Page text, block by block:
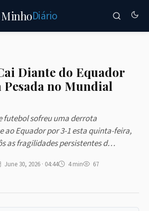
MinhoDiário
Diante do Equador
no Mundial
futebol sofreu uma derrota
ao Equador por 3-1 esta quinta-feira,
as fragilidades persistentes d…
June 30, 2026 · 04:44 4 min 67